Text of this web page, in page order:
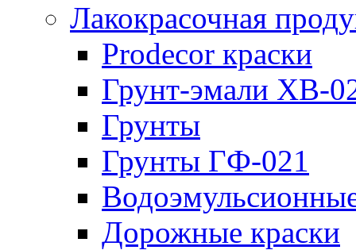
Лакокрасочная
Prodecor краски
Грунт-эмали ХВ-
Грунты
Грунты ГФ-021
Дорожные краски